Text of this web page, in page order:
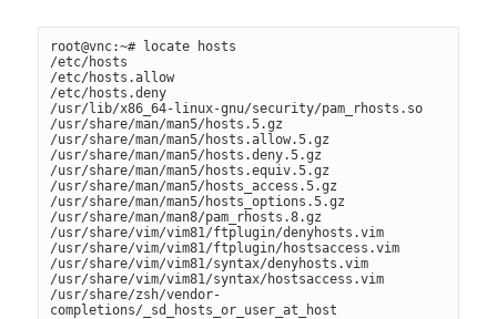
root@vnc:~# locate hosts
/etc/hosts
/etc/hosts.allow
/etc/hosts.deny
/usr/lib/x86_64-linux-gnu/security/pam_rhosts.so
/usr/share/man/man5/hosts.5.gz
/usr/share/man/man5/hosts.allow.5.gz
/usr/share/man/man5/hosts.deny.5.gz
/usr/share/man/man5/hosts.equiv.5.gz
/usr/share/man/man5/hosts_access.5.gz
/usr/share/man/man5/hosts_options.5.gz
/usr/share/man/man8/pam_rhosts.8.gz
/usr/share/vim/vim81/ftplugin/denyhosts.vim
/usr/share/vim/vim81/ftplugin/hostsaccess.vim
/usr/share/vim/vim81/syntax/denyhosts.vim
/usr/share/vim/vim81/syntax/hostsaccess.vim
/usr/share/zsh/vendor-
completions/_sd_hosts_or_user_at_host